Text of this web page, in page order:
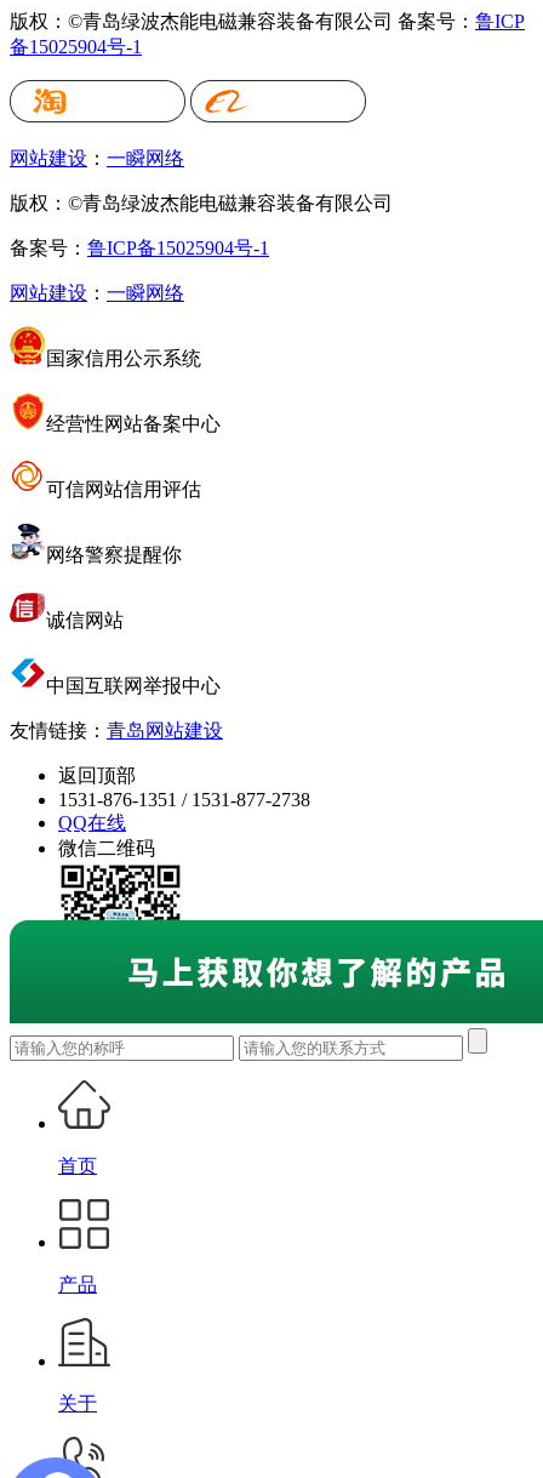
版权：©青岛绿波杰能电磁兼容装备有限公司 备案号： 鲁ICP
备15025904号-1
网站建设 ： 一瞬网络
版权：©青岛绿波杰能电磁兼容装备有限公司
备案号： 鲁ICP备15025904号-1
网站建设 ： 一瞬网络
国家信用公示系统
经营性网站备案中心
可信网站信用评估
网络警察提醒你
诚信网站
中国互联网举报中心
友情链接： 青岛网站建设
返回顶部
1531-876-1351 / 1531-877-2738
QQ在线
微信二维码
首页
产品
关于